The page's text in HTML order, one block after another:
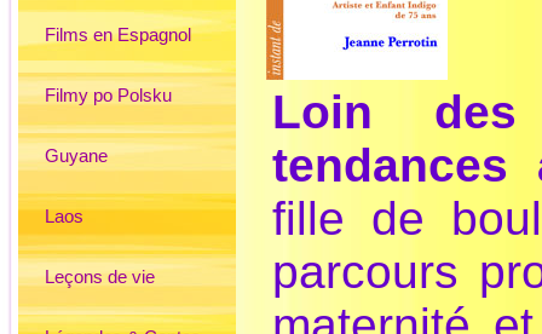
Films en Espagnol
Filmy po Polsku
Guyane
Laos
Leçons de vie
Loin
tendances
fille de
parcours